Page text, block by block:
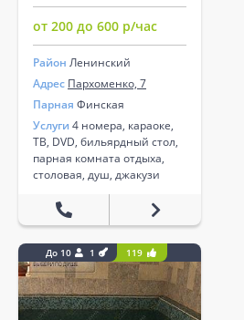
от 200 до 600 р/час
Район Ленинский
Адрес Пархоменко, 7
Парная Финская
Услуги 4 номера, караоке,
ТВ, DVD, бильярдный стол,
парная комната отдыха,
столовая, душ, джакузи
До 10 1 119